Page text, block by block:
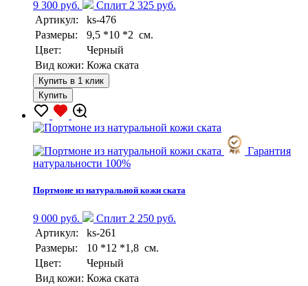
9 300 руб.
Сплит 2 325 руб.
Артикул:
ks-476
Размеры:
9,5 *10 *2 см.
Цвет:
Черный
Вид кожи: Кожа ската
Купить в 1 клик
Купить
Гарантия
натуральности 100%
Портмоне из натуральной кожи ската
9 000 руб.
Сплит 2 250 руб.
Артикул:
ks-261
Размеры:
10 *12 *1,8 см.
Цвет:
Черный
Вид кожи: Кожа ската